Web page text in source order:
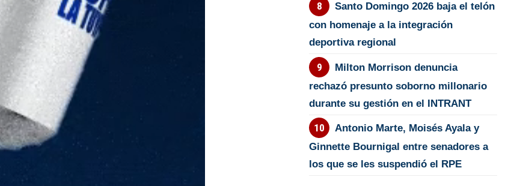
Santo Domingo 2026 baja el telón
con homenaje a la integración
deportiva regional
Milton Morrison denuncia
rechazó presunto soborno millonario
durante su gestión en el INTRANT
Antonio Marte, Moisés Ayala y
Ginnette Bournigal entre senadores a
los que se les suspendió el RPE